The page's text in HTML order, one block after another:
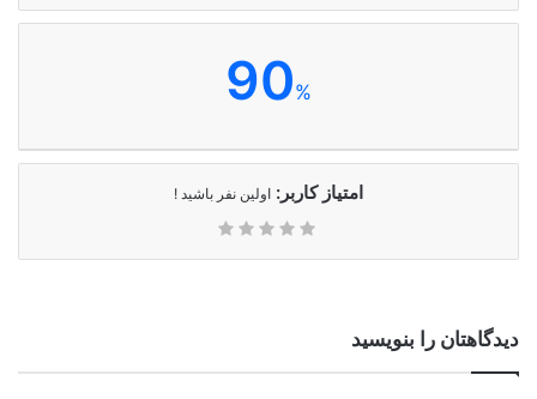
90%
امتیاز کاربر: اولین نفر باشید !
دیدگاهتان را بنویسید